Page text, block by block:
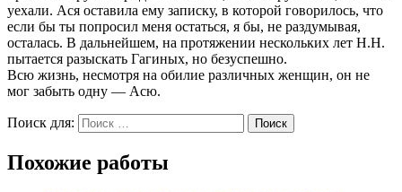
уехали. Ася оставила ему записку, в которой говорилось, что
если бы ты попросил меня остаться, я бы, не раздумывая,
осталась. В дальнейшем, на протяжении нескольких лет Н.Н.
пытается разыскать Гагиных, но безуспешно.
Всю жизнь, несмотря на обилие различных женщин, он не
мог забыть одну — Асю.
Поиск для: Поиск
Похожие работы